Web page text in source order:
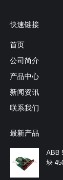
快速链接
首页
公司简介
产品中心
新闻资讯
联系我们
最新产品
ABB
块